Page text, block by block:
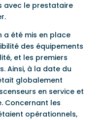
avec le prestataire
a été mis en place
des équipements
et les premiers
Ainsi, à la date du
globalement
en service et
Concernant les
opérationnels,